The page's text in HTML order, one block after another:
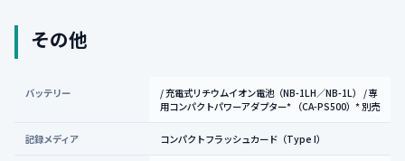
その他
バッテリー
/ 充電式リチウムイオン電池（NB-1LH／NB-1L） / 専
用コンパクトパワーアダプター* （CA-PS500）* 別売
記録メディア コンパクトフラッシュカード（Type I）